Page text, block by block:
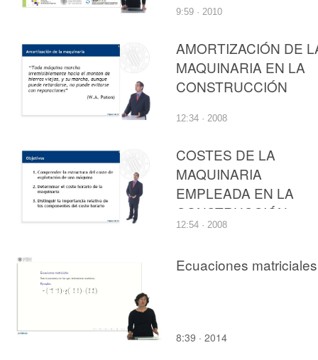
9:59 · 2010
AMORTIZACIÓN DE
MAQUINARIA EN LA
CONSTRUCCIÓN
12:34 · 2008
COSTES DE LA
MAQUINARIA
EMPLEADA EN LA
CONSTRUCCIÓN
12:54 · 2008
Ecuaciones matriciales
8:39 · 2014